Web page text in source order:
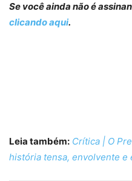
Se você ainda não é
clicando aqui.
Leia também: Crítica | O
história tensa, envolvente e